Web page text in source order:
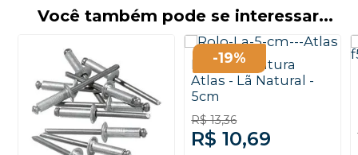
Você também pode se interessar...
Rolo de Pintura
Atlas - Lã Natural -
5cm
R$ 13,36
R$ 10,69
-19%